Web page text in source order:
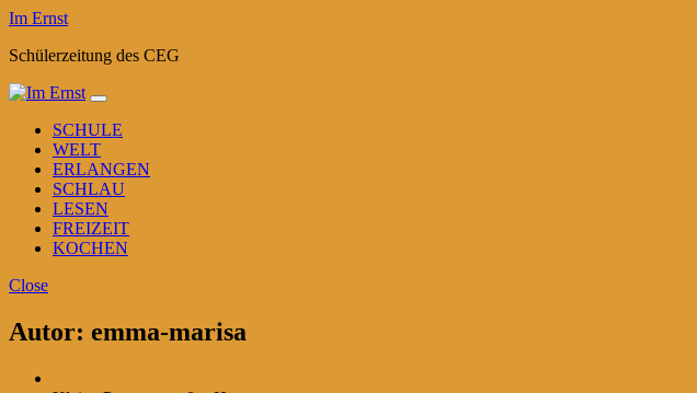
Im Ernst
Schülerzeitung des CEG
SCHULE
WELT
ERLANGEN
SCHLAU
LESEN
FREIZEIT
KOCHEN
Close
Autor: emma-marisa